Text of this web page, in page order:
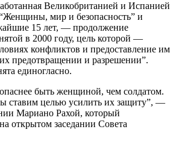
Великобританией и Испанией
мир и безопасность” и
15 лет, — продолжение
в 2000 году, цель которой —
конфликтов и предоставление им
предотвращении и разрешении”.
единогласно.
быть женщиной, чем солдатом.
ставим целью усилить их защиту”, —
Мариано Рахой, который
открытом заседании Совета